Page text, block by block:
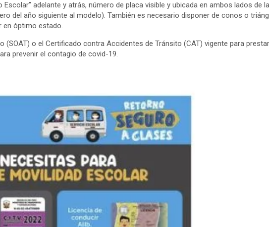
adelante y atrás, número de placa visible y ubicada en ambos lados de
del año siguiente al modelo). También es necesario disponer de conos o
en óptimo estado.
o el Certificado contra Accidentes de Tránsito (CAT) vigente para
prevenir el contagio de covid-19.